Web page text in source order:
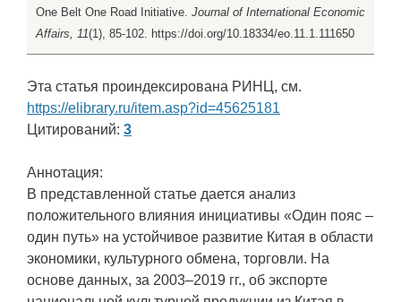
One Belt One Road Initiative. Journal of International Economic
Affairs, 11(1), 85-102. https://doi.org/10.18334/eo.11.1.111650
Эта статья проиндексирована РИНЦ, см.
https://elibrary.ru/item.asp?id=45625181
Цитирований: 3
Аннотация:
В представленной статье дается анализ
положительного влияния инициативы «Один пояс –
один путь» на устойчивое развитие Китая в области
экономики, культурного обмена, торговли. На
основе данных, за 2003–2019 гг., об экспорте